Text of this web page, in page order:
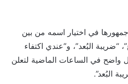
في اختيار اسمه من بين
“ضريبة البُعد”، و”عندي اكتفاء
في الساعات الماضية لتعلن
البُعد”.